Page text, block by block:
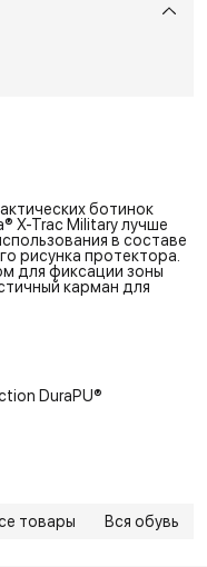
ботинок
X-Trac Military лучше
в составе
рисунка протектора.
для фиксации зоны
карман для
DuraPU®
товары Вся обувь